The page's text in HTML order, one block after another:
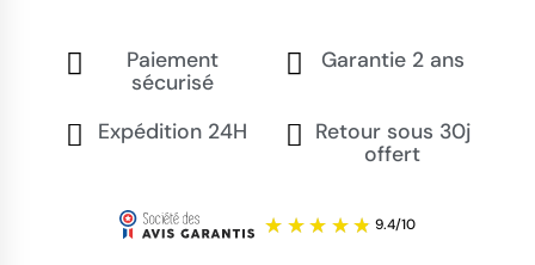
Paiement
sécurisé
Garantie 2 ans
Expédition 24H
Retour sous 30j
offert